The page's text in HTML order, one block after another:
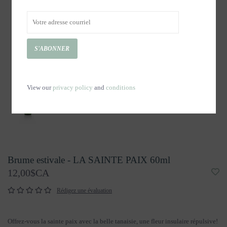
Brume estivale - LA SAINTE PAIX 60ml
12,00$CA
Rédigez une évaluation
Offrez-vous la sainte paix avec la belle tanaisie, une fleur insulaire répulsive!
S'ABONNER
View ourprivacy policy and conditions